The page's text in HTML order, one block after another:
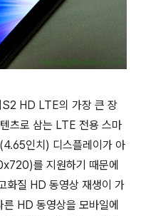
S2 HD LTE의 가장 큰 장
츠로 삼는 LTE 전용 스마
인치) 디스플레이가 아
를 지원하기 때문에
화질 HD 동영상 재생이 가
HD 동영상을 모바일에